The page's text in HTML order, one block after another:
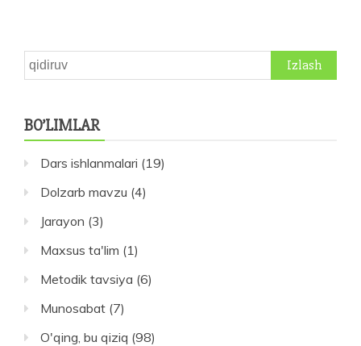
Qidirshish:
BO’LIMLAR
Dars ishlanmalari (19)
Dolzarb mavzu (4)
Jarayon (3)
Maxsus ta'lim (1)
Metodik tavsiya (6)
Munosabat (7)
O'qing, bu qiziq (98)